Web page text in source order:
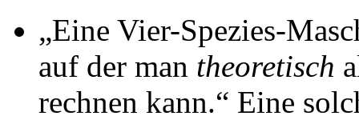
„Eine Vier-Spezies-
auf der man theoretisch
rechnen kann.“ Eine